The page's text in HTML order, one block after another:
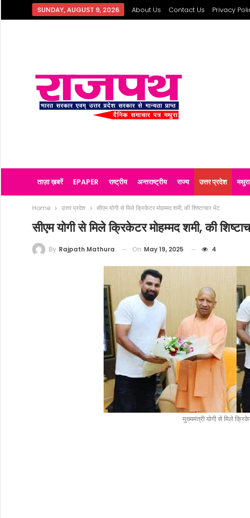
SUNDAY, AUGUST 9, 2026 About Us Contact Us Privacy
ताज़ा ख़बरें EPAPER राष्ट्रीय अन्तराष्ट्रीय राज्य उत्तर प्रदेश मथुरा
Home उत्तर प्रदेश सीएम योगी से मिले क्रिकेटर मोहम्मद शमी, की शिष्टाचार भेंट
सीएम योगी से मिले क्रिकेटर मोहम्मद शमी, की
By Rajpath Mathura On May 19, 2025 4
मुख्यमंत्री योगी से मिले